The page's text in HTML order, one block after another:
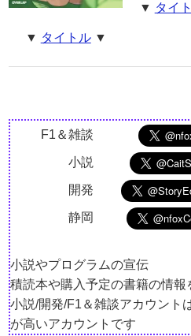
▼ タイトル▼
▼ タイ
F1＆雑談
小説
開発
静岡
小説やプログラムの宣伝
積読本や購入予定の書籍の情報
小説/開発/F1＆雑談アカウント
が高いアカウントです